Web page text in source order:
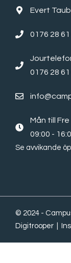
Evert
0176 28 61
0176 28 61
Mån till Fre
09:00 -
Se avvikande
© 2024 -
Digitrooper